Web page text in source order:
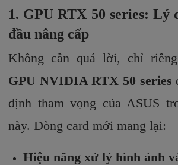
1. GPU RTX 50 series: Lý
đầu nâng cấp
Không cần quá lời, chỉ
GPU NVIDIA RTX 50 series
định tham vọng của ASUS
này. Dòng card mới mang lại:
Hiệu năng xử lý hình ảnh